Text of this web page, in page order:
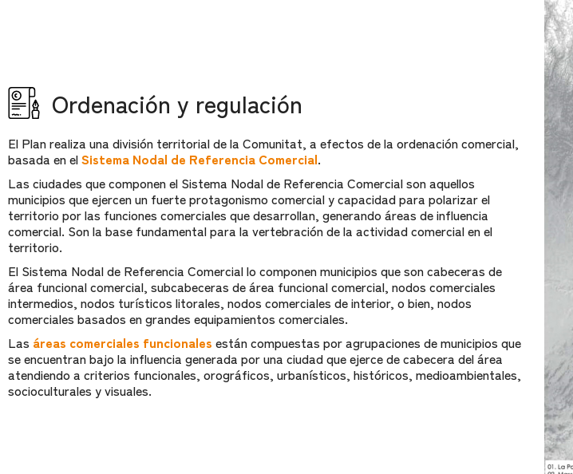
Ordenación y regulación
El Plan realiza una división territorial de la Comunitat, a efectos de la ordenación comercial,
basada en elSistema Nodal de Referencia Comercial.
Las ciudades que componen el Sistema Nodal de Referencia Comercial son aquellos
municipios que ejercen un fuerte protagonismo comercial y capacidad para polarizar el
territorio por las funciones comerciales que desarrollan, generando áreas de influencia
comercial. Son la base fundamental para la vertebración de la actividad comercial en el
territorio.
El Sistema Nodal de Referencia Comercial lo componen municipios que son cabeceras de
área funcional comercial, subcabeceras de área funcional comercial, nodos comerciales
intermedios, nodos turísticos litorales, nodos comerciales de interior, o bien, nodos
comerciales basados en grandes equipamientos comerciales.
Las áreas comerciales funcionales están compuestas por agrupaciones de municipios que
se encuentran bajo la influencia generada por una ciudad que ejerce de cabecera del área
atendiendo a criterios funcionales, orográficos, urbanísticos, históricos, medioambientales,
socioculturales y visuales.